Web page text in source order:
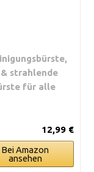
strahlende
für alle
12,99 €
Bei Amazon
ansehen